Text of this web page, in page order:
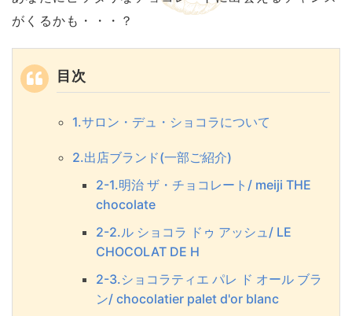
がくるかも・・・？
目次
1.サロン・デュ・ショコラについて
2.出店ブランド(一部ご紹介)
2-1.明治 ザ・チョコレート/ meiji THE
chocolate
2-2.ル ショコラ ドゥ アッシュ/ LE
CHOCOLAT DE H
2-3.ショコラティエ パレ ド オール ブラ
ン/ chocolatier palet d'or blanc